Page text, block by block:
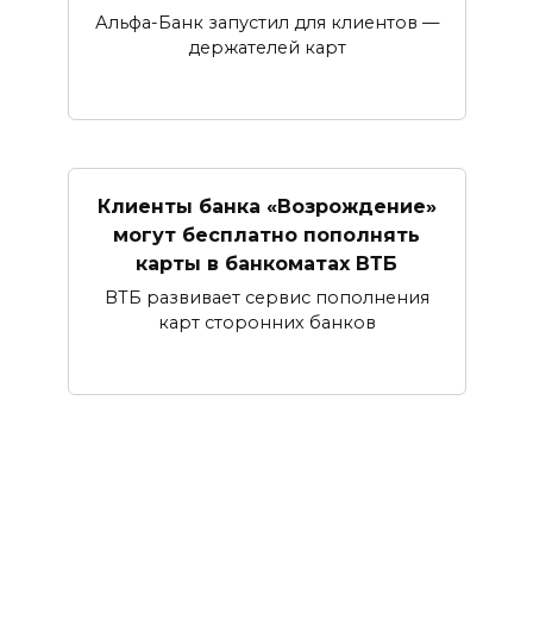
Альфа-Банк запустил для клиентов —
держателей карт
Клиенты банка «Возрождение»
могут бесплатно пополнять
карты в банкоматах ВТБ
ВТБ развивает сервис пополнения
карт сторонних банков